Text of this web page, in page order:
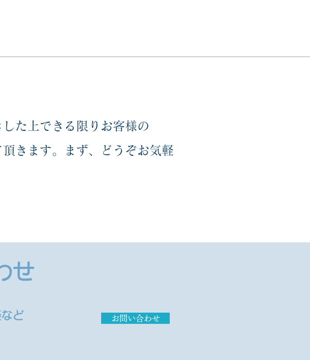
た上できる限りお客様の
きます。まず、どうぞお気軽
せ
ど
お問い合わせ